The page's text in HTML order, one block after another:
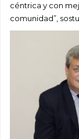
céntrica y con
comunidad”,